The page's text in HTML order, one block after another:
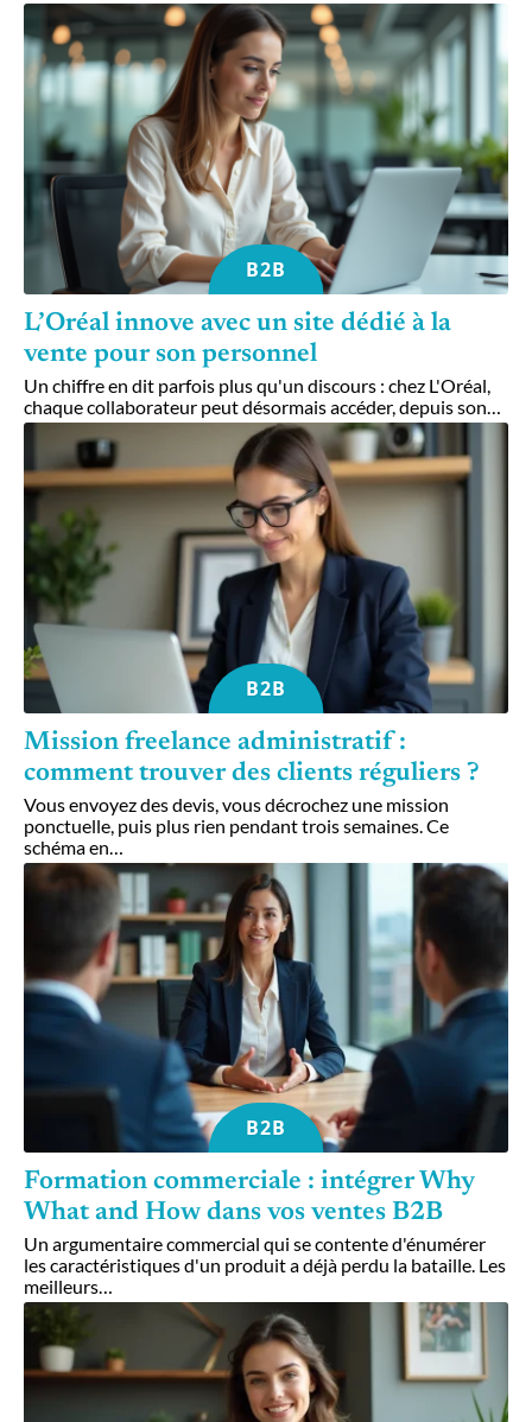
B2B
L’Oréal innove avec un site dédié à la
vente pour son personnel
Un chiffre en dit parfois plus qu'un discours : chez L'Oréal,
chaque collaborateur peut désormais accéder, depuis son
B2B
Mission freelance administratif :
comment trouver des clients réguliers ?
Vous envoyez des devis, vous décrochez une mission
ponctuelle, puis plus rien pendant trois semaines. Ce
schéma en
B2B
Formation commerciale : intégrer Why
What and How dans vos ventes B2B
Un argumentaire commercial qui se contente d'énumérer
les caractéristiques d'un produit a déjà perdu la bataille. Les
meilleurs…